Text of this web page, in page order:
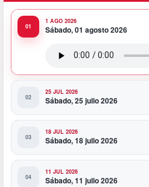
Fuera de Liga
temporada en
Ballet Nacional
1 AGO 2026
Sábado, 01 agosto 2026
25 JUL 2026
Sábado, 25 julio 2026
18 JUL 2026
Sábado, 18 julio 2026
11 JUL 2026
Sábado, 11 julio 2026